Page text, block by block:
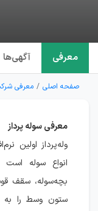
معرفی آگهی‌ها
صفحه اصلی معرفی
معرفی سوله پرداز
وله‌پرداز اولین
انواع سوله است
بچه‌سوله، سقف
ستون وسط را به